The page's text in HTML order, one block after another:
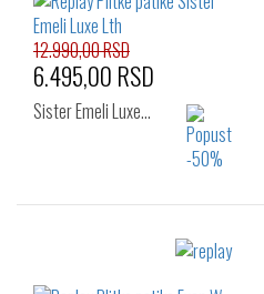
41
Izaberi željeni broj:
12.990,00 RSD
6.495,00 RSD
Sister Emeli Luxe…